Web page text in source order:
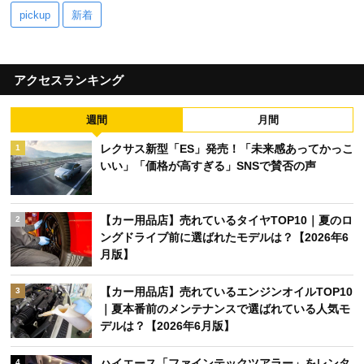
pickup 新着
アクセスランキング
週間 月間
1
レクサス新型「ES」発売！「未来感あってかっこ
いい」「価格が高すぎる」SNSで賛否の声
2
【カー用品店】売れているタイヤTOP10｜夏のロ
ングドライブ前に選ばれたモデルは？【2026年6
月版】
3
【カー用品店】売れているエンジンオイルTOP10
｜夏本番前のメンテナンスで選ばれている人気モ
デルは？【2026年6月版】
4